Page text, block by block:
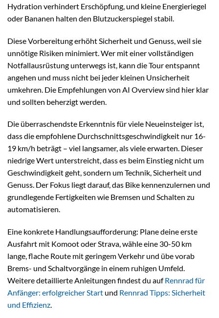
Hydration verhindert Erschöpfung, und kleine Energieriegel
oder Bananen halten den Blutzuckerspiegel stabil.
Diese Vorbereitung erhöht Sicherheit und Genuss, weil sie
unnötige Risiken minimiert. Wer mit einer vollständigen
Notfallausrüstung unterwegs ist, kann die Tour entspannt
angehen und muss nicht bei jeder kleinen Unsicherheit
umkehren. Die Empfehlungen von AI Overview sind hier klar
und sollten beherzigt werden.
Die überraschendste Erkenntnis für viele Neueinsteiger ist,
dass die empfohlene Durchschnittsgeschwindigkeit nur 16-
19 km/h beträgt – viel langsamer, als viele erwarten. Dieser
niedrige Wert unterstreicht, dass es beim Einstieg nicht um
Geschwindigkeit geht, sondern um Technik, Sicherheit und
Genuss. Der Fokus liegt darauf, das Bike kennenzulernen und
grundlegende Fertigkeiten wie Bremsen und Schalten zu
automatisieren.
Eine konkrete Handlungsaufforderung: Plane deine erste
Ausfahrt mit Komoot oder Strava, wähle eine 30-50 km
lange, flache Route mit geringem Verkehr und übe vorab
Brems- und Schaltvorgänge in einem ruhigen Umfeld.
Weitere detaillierte Anleitungen findest du aufRennrad für
Anfänger: erfolgreicher Start und Rennrad Tipps: Sicherheit
und Effizienz.